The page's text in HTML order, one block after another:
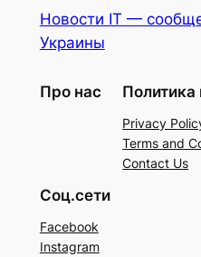
Новости IT —
Украины
Про нас Политика
Privacy
Terms and
Contact Us
Соц.сети
Facebook
Instagram